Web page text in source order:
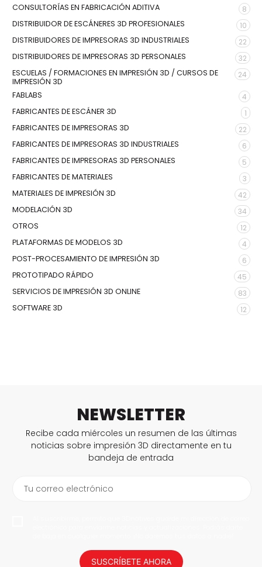
CONSULTORÍAS EN FABRICACIÓN ADITIVA
8
DISTRIBUIDOR DE ESCÁNERES 3D PROFESIONALES
10
DISTRIBUIDORES DE IMPRESORAS 3D INDUSTRIALES
22
DISTRIBUIDORES DE IMPRESORAS 3D PERSONALES
32
ESCUELAS / FORMACIONES EN IMPRESIÓN 3D / CURSOS DE
IMPRESIÓN 3D
24
FABLABS
4
FABRICANTES DE ESCÁNER 3D
1
FABRICANTES DE IMPRESORAS 3D
22
FABRICANTES DE IMPRESORAS 3D INDUSTRIALES
6
FABRICANTES DE IMPRESORAS 3D PERSONALES
5
FABRICANTES DE MATERIALES
3
MATERIALES DE IMPRESIÓN 3D
42
MODELACIÓN 3D
34
OTROS
12
PLATAFORMAS DE MODELOS 3D
4
POST-PROCESAMIENTO DE IMPRESIÓN 3D
6
PROTOTIPADO RÁPIDO
45
SERVICIOS DE IMPRESIÓN 3D ONLINE
83
SOFTWARE 3D
12
NEWSLETTER
Recibe cada miércoles un resumen de las últimas
noticias sobre impresión 3D directamente en tu
bandeja de entrada
Tu correo electrónico
SUSCRÍBETE AHORA